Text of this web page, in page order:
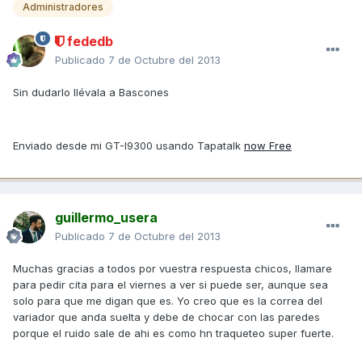
Administradores
fededb
Publicado 7 de Octubre del 2013
Sin dudarlo llévala a Bascones
Enviado desde mi GT-I9300 usando Tapatalk now Free
guillermo_usera
Publicado 7 de Octubre del 2013
Muchas gracias a todos por vuestra respuesta chicos, llamare
para pedir cita para el viernes a ver si puede ser, aunque sea
solo para que me digan que es. Yo creo que es la correa del
variador que anda suelta y debe de chocar con las paredes
porque el ruido sale de ahi es como hn traqueteo super fuerte.